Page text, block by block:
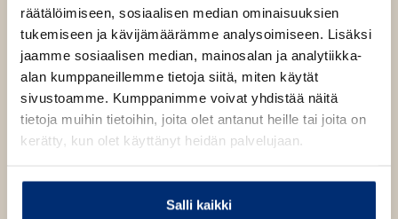
räätälöimiseen, sosiaalisen median ominaisuuksien
tukemiseen ja kävijämäärämme analysoimiseen. Lisäksi
jaamme sosiaalisen median, mainosalan ja analytiikka-
alan kumppaneillemme tietoja siitä, miten käytät
sivustoamme. Kumppanimme voivat yhdistää näitä
tietoja muihin tietoihin, joita olet antanut heille tai joita on
kerätty, kun olet käyttänyt heidän palvelujaan.
Salli kaikki
Teokset